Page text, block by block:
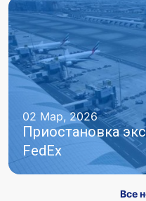
02 Мар, 2026
Приостановка
FedEx
Все